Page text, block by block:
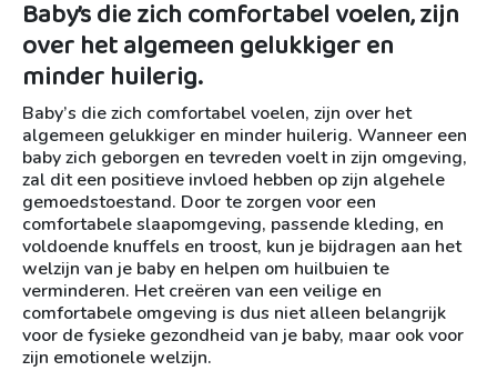
Baby’s die zich comfortabel voelen, zijn
over het algemeen gelukkiger en
minder huilerig.
Baby’s die zich comfortabel voelen, zijn over het
algemeen gelukkiger en minder huilerig. Wanneer een
baby zich geborgen en tevreden voelt in zijn omgeving,
zal dit een positieve invloed hebben op zijn algehele
gemoedstoestand. Door te zorgen voor een
comfortabele slaapomgeving, passende kleding, en
voldoende knuffels en troost, kun je bijdragen aan het
welzijn van je baby en helpen om huilbuien te
verminderen. Het creëren van een veilige en
comfortabele omgeving is dus niet alleen belangrijk
voor de fysieke gezondheid van je baby, maar ook voor
zijn emotionele welzijn.